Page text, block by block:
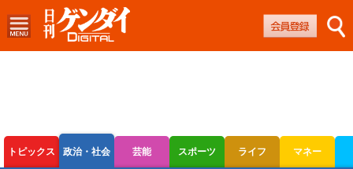
トピックス 政治・社会 芸能 スポーツ ライフ マネー